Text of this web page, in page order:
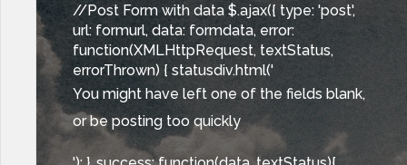
//Post Form with data $.ajax({ type: 'post',
url: formurl, data: formdata, error:
function(XMLHttpRequest, textStatus,
errorThrown) { statusdiv.html('
You might have left one of the fields blank,
or be posting too quickly